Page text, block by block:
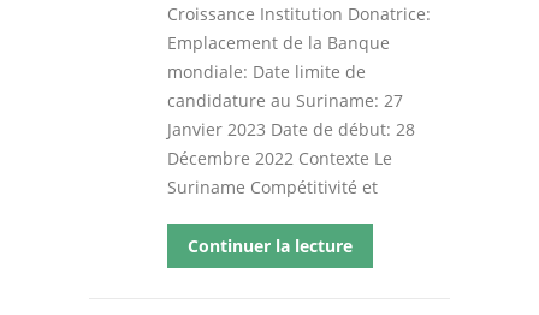
Croissance Institution Donatrice:
Emplacement de la Banque
mondiale: Date limite de
candidature au Suriname: 27
Janvier 2023 Date de début: 28
Décembre 2022 Contexte Le
Suriname Compétitivité et
Continuer la lecture